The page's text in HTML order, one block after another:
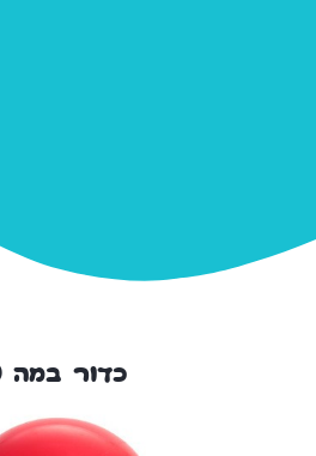
כדור במה 80